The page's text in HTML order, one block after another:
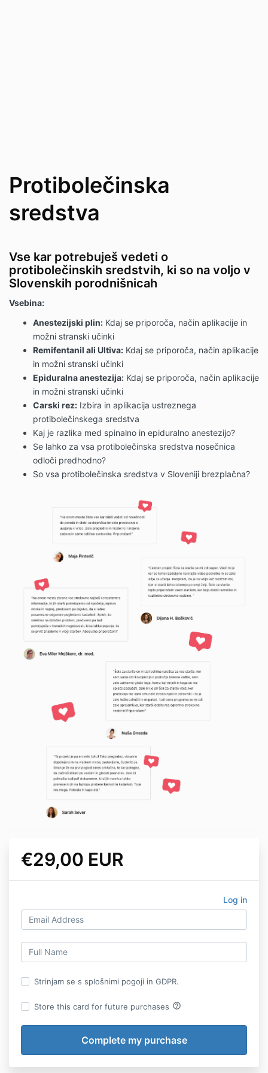
Protibolečinska
sredstva
Vse kar potrebuješ vedeti o
protibolečinskih sredstvih, ki so na voljo v
Slovenskih porodnišnicah
Vsebina:
Anestezijski plin: Kdaj se priporoča, način aplikacije in
možni stranski učinki
Remifentanil ali Ultiva: Kdaj se priporoča, način aplikacije
in možni stranski učinki
Epiduralna anestezija: Kdaj se priporoča, način aplikacije
in možni stranski učinki
Carski rez: Izbira in aplikacija ustreznega
protibolečinskega sredstva
Kaj je razlika med spinalno in epiduralno anestezijo?
Se lahko za vsa protibolečinska sredstva nosečnica
odloči predhodno?
So vsa protibolečinska sredstva v Sloveniji brezplačna?
€29,00 EUR
Log in
Strinjam se s splošnimi pogoji in GDPR.
Store this card for future purchases help_outline